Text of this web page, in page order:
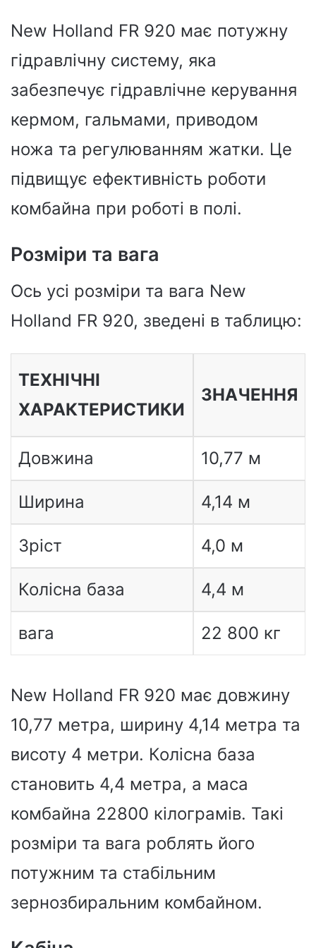
New Holland FR 920 має потужну
гідравлічну систему, яка
забезпечує гідравлічне керування
кермом, гальмами, приводом
ножа та регулюванням жатки. Це
підвищує ефективність роботи
комбайна при роботі в полі.
Розміри та вага
Ось усі розміри та вага New
Holland FR 920, зведені в таблицю:
ТЕХНІЧНІ
ХАРАКТЕРИСТИКИ
ЗНАЧЕННЯ
Довжина 10,77 м
Ширина 4,14 м
Зріст 4,0 м
Колісна база 4,4 м
вага 22 800 кг
New Holland FR 920 має довжину
10,77 метра, ширину 4,14 метра та
висоту 4 метри. Колісна база
становить 4,4 метра, а маса
комбайна 22800 кілограмів. Такі
розміри та вага роблять його
потужним та стабільним
зернозбиральним комбайном.